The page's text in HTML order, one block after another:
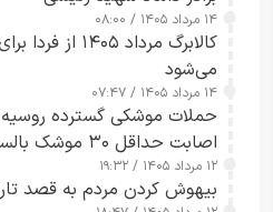
۱۴ مرداد ۱۴۰۵ / ۰۸:۰۰
کالابرگ مرداد
می‌شود
۱۴ مرداد ۱۴۰۵ / ۰۷:۴۷
حملات موشکی گسترده روسیه
اصابت حداقل ۳۰ موشک بالستیک+ ویدیو
۱۲ مرداد ۱۴۰۵ / ۱۹:۳۲
بیهوش کردن مردم به قصد